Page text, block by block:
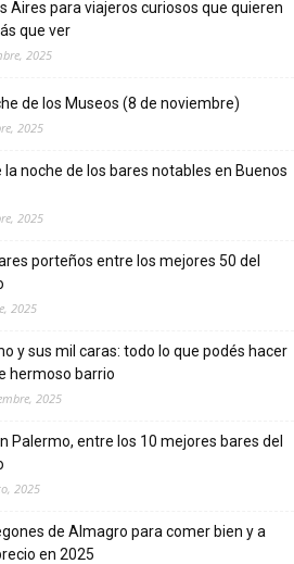
Aires para viajeros curiosos que quieren
que ver
2025
de los Museos (8 de noviembre)
2025
la noche de los bares notables en Buenos
2025
porteños entre los mejores 50 del
2025
y sus mil caras: todo lo que podés hacer
hermoso barrio
2025
Palermo, entre los 10 mejores bares del
2025
de Almagro para comer bien y a
en 2025